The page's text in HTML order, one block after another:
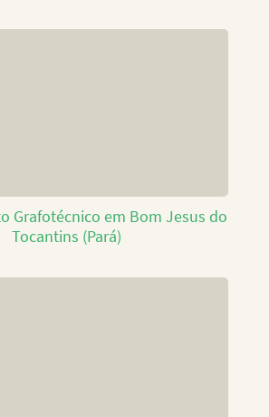
Grafotécnico em Bom Jesus do
Tocantins (Pará)